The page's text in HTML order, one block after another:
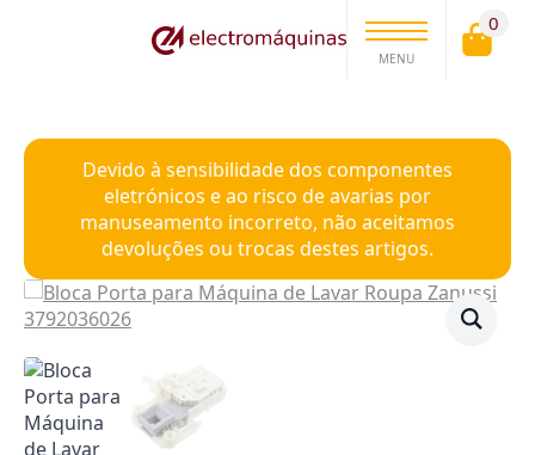
MENU
0
Devido à sensibilidade dos componentes
eletrónicos e ao risco de avarias por
manuseamento incorreto, não aceitamos
devoluções ou trocas destes artigos.